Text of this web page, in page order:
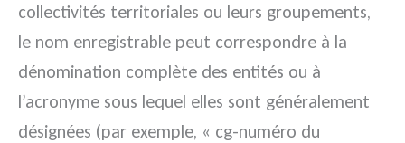
collectivités territoriales ou leurs groupements,
le nom enregistrable peut correspondre à la
dénomination complète des entités ou à
l’acronyme sous lequel elles sont généralement
désignées (par exemple, « cg-numéro du